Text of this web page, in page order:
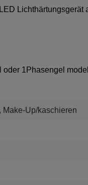
Lichthärtungsgerät
oder 1Phasengel
Make-Up/kaschieren